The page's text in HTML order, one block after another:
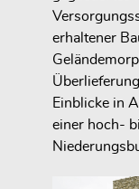
erhaltener
Einblicke in
einer hoch-